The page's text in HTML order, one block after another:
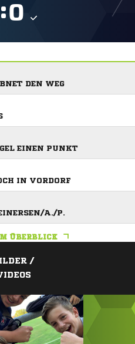
:
DEN WEG
EINEN PUNKT
IN VORDORF
A./P.
ÜBERBLICK
/